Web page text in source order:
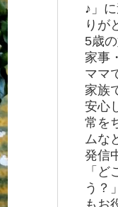
♪」
りが
5歳
家事
ママ
家族
安心
常を
ムな
発信
「
う？
もお